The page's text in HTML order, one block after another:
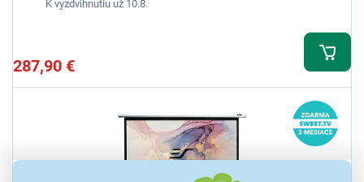
K vyzdvihnutiu už 10.8.
287,90 €